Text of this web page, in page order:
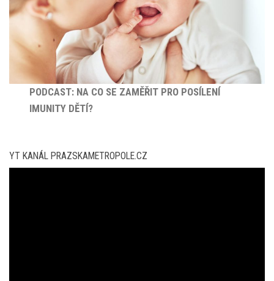
PODCAST: NA CO SE ZAMĚŘIT PRO POSÍLENÍ
IMUNITY DĚTÍ?
YT KANÁL PRAZSKAMETROPOLE.CZ